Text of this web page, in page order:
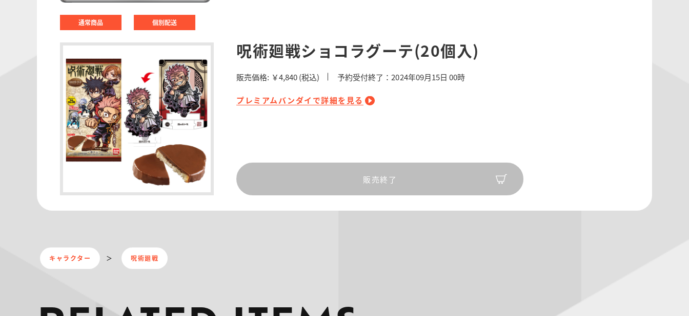
通常商品 個別配送
呪術廻戦ショコラグーテ(20個入)
販売価格: ￥4,840(税込) 予約受付終了：2024年09月15日 00時
プレミアムバンダイで詳細を見る
販売終了
キャラクター 呪術廻戦